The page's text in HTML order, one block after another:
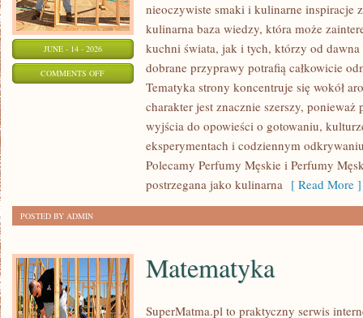
JUNE - 14 - 2026
COMMENTS OFFON
nieoczywiste smaki i kulinarne inspiracje
kulinarna baza wiedzy, która może
kuchni świata, jak i tych, którzy od
dobrane przyprawy potrafią całkowicie
Tematyka strony koncentruje się wokół
charakter jest znacznie szerszy,
wyjścia do opowieści o gotowaniu,
eksperymentach i codziennym
Polecamy Perfumy Męskie i Perfumy
postrzegana jako kulinarna [ Read More ]
POSTED BY ADMIN
Matematyka
SuperMatma.pl to praktyczny serwis